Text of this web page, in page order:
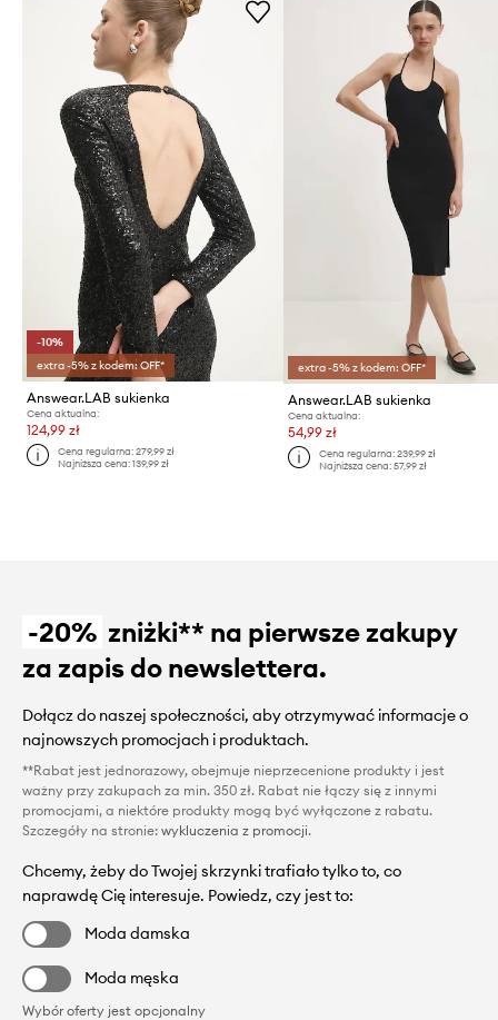
-10%
extra -5% z kodem: OFF*
Answear.LAB sukienka
Cena aktualna:
124,99 zł
Cena regularna:279,99 zł
Najniższa cena:139,99 zł
extra -5% z kodem: OFF*
Answear.LAB sukienka
Cena aktualna:
54,99 zł
Cena regularna: 239,99 zł
Najniższa cena: 57,99 zł
-20% zniżki** na pierwsze zakupy
za zapis do newslettera.
Dołącz do naszej społeczności, aby otrzymywać informacje o
najnowszych promocjach i produktach.
**Rabat jest jednorazowy, obejmuje nieprzecenione produkty i jest
ważny przy zakupach za min. 350 zł. Rabat nie łączy się z innymi
promocjami, a niektóre produkty mogą być wyłączone z rabatu.
Szczegóły na stronie: wykluczenia z promocji.
Chcemy, żeby do Twojej skrzynki trafiało tylko to, co
naprawdę Cię interesuje. Powiedz, czy jest to:
Moda damska
Moda męska
Wybór oferty jest opcjonalny